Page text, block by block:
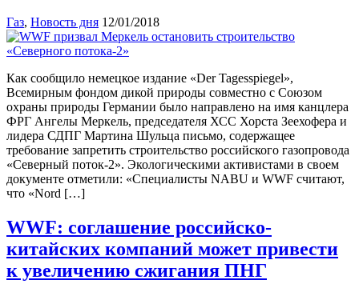
Газ, Новость дня 12/01/2018
Как сообщило немецкое издание «Der Tagesspiegel»,
Всемирным фондом дикой природы совместно с Союзом
охраны природы Германии было направлено на имя канцлера
ФРГ Ангелы Меркель, председателя ХСС Хорста Зеехофера и
лидера СДПГ Мартина Шульца письмо, содержащее
требование запретить строительство российского газопровода
«Северный поток-2». Экологическими активистами в своем
документе отметили: «Специалисты NABU и WWF считают,
что «Nord […]
WWF: соглашение российско-
китайских компаний может привести
к увеличению сжигания ПНГ